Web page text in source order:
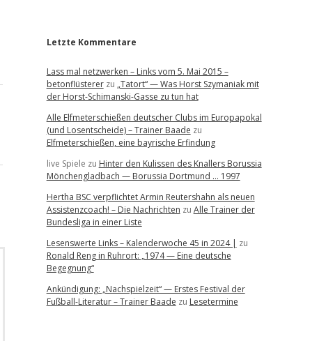
Letzte Kommentare
Lass mal netzwerken – Links vom 5. Mai 2015 –
betonflüstererzu „Tatort“ — Was Horst Szymaniak mit
der Horst-Schimanski-Gasse zu tun hat
Alle Elfmeterschießen deutscher Clubs im Europapokal
(und Losentscheide) – Trainer Baade zu
Elfmeterschießen, eine bayrische Erfindung
live Spiele zu Hinter den Kulissen des Knallers Borussia
Mönchengladbach — Borussia Dortmund … 1997
Hertha BSC verpflichtet Armin Reutershahn als neuen
Assistenzcoach! – Die Nachrichten zu Alle Trainer der
Bundesliga in einer Liste
Lesenswerte Links – Kalenderwoche 45 in 2024 | zu
Ronald Reng in Ruhrort: „1974 — Eine deutsche
Begegnung“
Ankündigung: „Nachspielzeit“ — Erstes Festival der
Fußball-Literatur – Trainer Baade zu Lesetermine